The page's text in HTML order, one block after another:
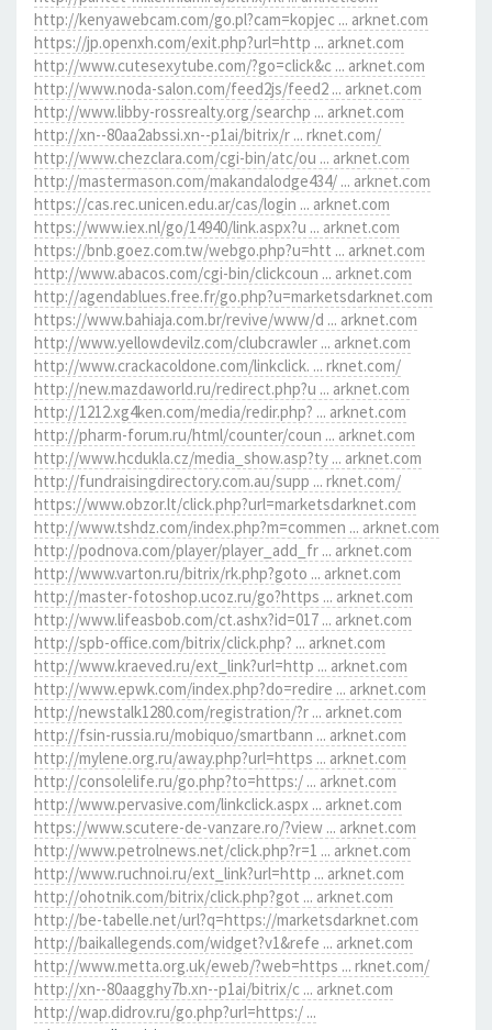
http://kenyawebcam.com/go.pl?cam=kopjec ... arknet.com
https://jp.openxh.com/exit.php?url=http ... arknet.com
http://www.cutesexytube.com/?go=click&c ... arknet.com
http://www.noda-salon.com/feed2js/feed2 ... arknet.com
http://www.libby-rossrealty.org/searchp ... arknet.com
http://xn--80aa2abssi.xn--p1ai/bitrix/r ... rknet.com/
http://www.chezclara.com/cgi-bin/atc/ou ... arknet.com
http://mastermason.com/makandalodge434/ ... arknet.com
https://cas.rec.unicen.edu.ar/cas/login ... arknet.com
https://www.iex.nl/go/14940/link.aspx?u ... arknet.com
https://bnb.goez.com.tw/webgo.php?u=htt ... arknet.com
http://www.abacos.com/cgi-bin/clickcoun ... arknet.com
http://agendablues.free.fr/go.php?u=marketsdarknet.com
https://www.bahiaja.com.br/revive/www/d ... arknet.com
http://www.yellowdevilz.com/clubcrawler ... arknet.com
http://www.crackacoldone.com/linkclick. ... rknet.com/
http://new.mazdaworld.ru/redirect.php?u ... arknet.com
http://1212.xg4ken.com/media/redir.php? ... arknet.com
http://pharm-forum.ru/html/counter/coun ... arknet.com
http://www.hcdukla.cz/media_show.asp?ty ... arknet.com
http://fundraisingdirectory.com.au/supp ... rknet.com/
https://www.obzor.lt/click.php?url=marketsdarknet.com
http://www.tshdz.com/index.php?m=commen ... arknet.com
http://podnova.com/player/player_add_fr ... arknet.com
http://www.varton.ru/bitrix/rk.php?goto ... arknet.com
http://master-fotoshop.ucoz.ru/go?https ... arknet.com
http://www.lifeasbob.com/ct.ashx?id=017 ... arknet.com
http://spb-office.com/bitrix/click.php? ... arknet.com
http://www.kraeved.ru/ext_link?url=http ... arknet.com
http://www.epwk.com/index.php?do=redire ... arknet.com
http://newstalk1280.com/registration/?r ... arknet.com
http://fsin-russia.ru/mobiquo/smartbann ... arknet.com
http://mylene.org.ru/away.php?url=https ... arknet.com
http://consolelife.ru/go.php?to=https:/ ... arknet.com
http://www.pervasive.com/linkclick.aspx ... arknet.com
https://www.scutere-de-vanzare.ro/?view ... arknet.com
http://www.petrolnews.net/click.php?r=1 ... arknet.com
http://www.ruchnoi.ru/ext_link?url=http ... arknet.com
http://ohotnik.com/bitrix/click.php?got ... arknet.com
http://be-tabelle.net/url?q=https://marketsdarknet.com
http://baikallegends.com/widget?v1&refe ... arknet.com
http://www.metta.org.uk/eweb/?web=https ... rknet.com/
http://xn--80aagghy7b.xn--p1ai/bitrix/c ... arknet.com
http://wap.didrov.ru/go.php?url=https:/ ...